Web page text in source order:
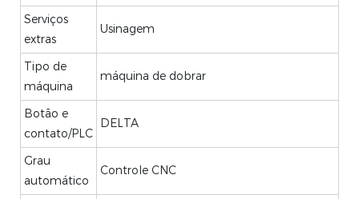
Serviços
extras
Usinagem
Tipo de
máquina
máquina de dobrar
Botão e
contato/PLC
DELTA
Grau
automático
Controle CNC